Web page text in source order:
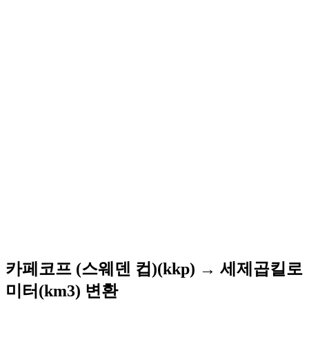
카페코프 (스웨덴 컵)(kkp) → 세제곱킬로
미터(km3) 변환